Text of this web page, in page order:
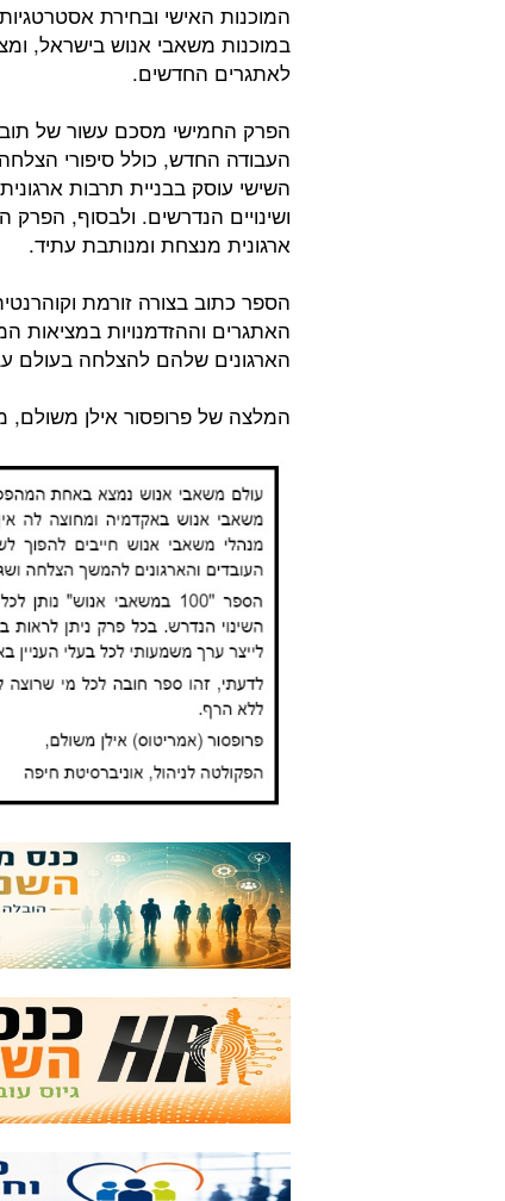
המוכנות האישי ובחירת
במוכנות משאבי אנוש בישראל,
לאתגרים החדשים.
הפרק החמישי מסכם עשור של
העבודה החדש, כולל סיפורי
השישי עוסק בבניית תרבות
ושינויים הנדרשים. ולבסוף,
ארגונית מנצחת ומנותבת עתיד.
הספר כתוב בצורה זורמת
האתגרים וההזדמנויות במציאות
הארגונים שלהם להצלחה בעולם
המלצה של פרופסור אילן משולם,